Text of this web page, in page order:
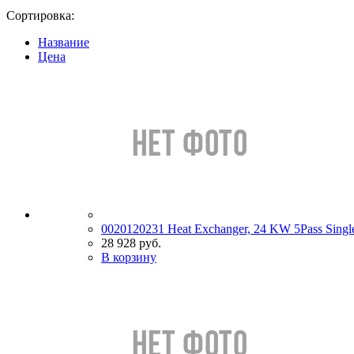
Сортировка:
Название
Цена
0020120231 Heat Exchanger, 24 KW 5Pass
28 928 руб.
В корзину